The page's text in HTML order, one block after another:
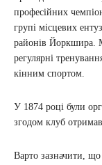
професійних
групі місцевих
районів Йоркшира.
регулярні
кінним спортом.
У 1874 році були
згодом клуб
Варто зазначити, що